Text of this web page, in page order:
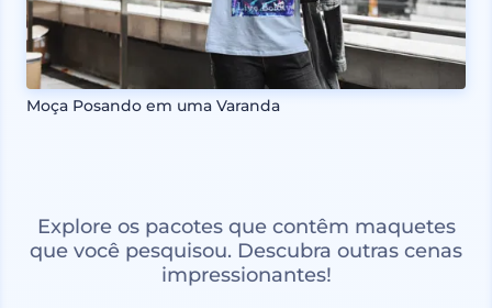
Moça Posando em uma Varanda
Explore os pacotes que contêm maquetes
que você pesquisou. Descubra outras cenas
impressionantes!